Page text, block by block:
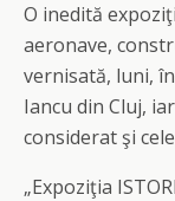
O inedită
aeronave,
vernisată, luni,
Iancu din Cluj,
considerat şi
„Expoziţia